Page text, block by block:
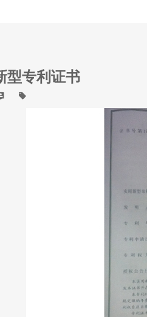
型专利证书